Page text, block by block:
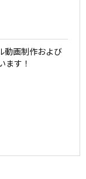
動画制作および
ます！